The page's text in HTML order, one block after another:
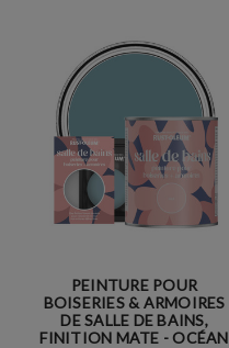
PEINTURE POUR
BOISERIES & ARMOIRES
DE SALLE DE BAINS,
FINITION MATE - OCÉAN